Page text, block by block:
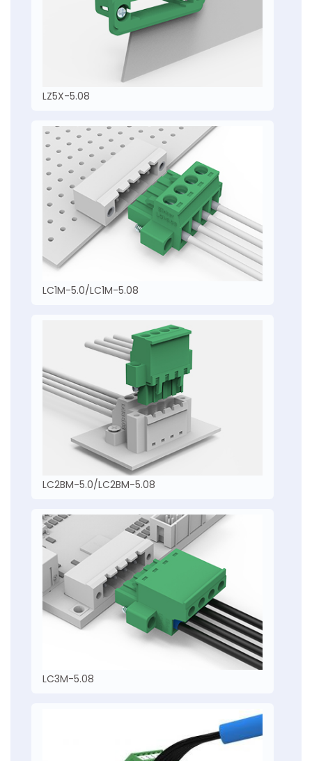
LZ5X-5.08
LC1M-5.0/LC1M-5.08
LC2BM-5.0/LC2BM-5.08
LC3M-5.08